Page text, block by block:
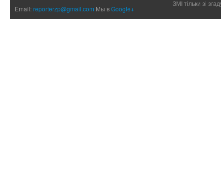
Передрук